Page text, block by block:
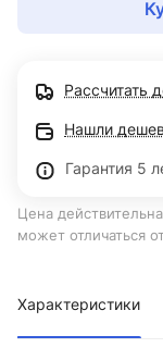
Рассчитать
Нашли
Гарантия 5
Цена
может отличаться
Характеристики